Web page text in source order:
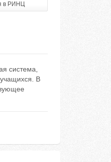
в РИНЦ
система,
В